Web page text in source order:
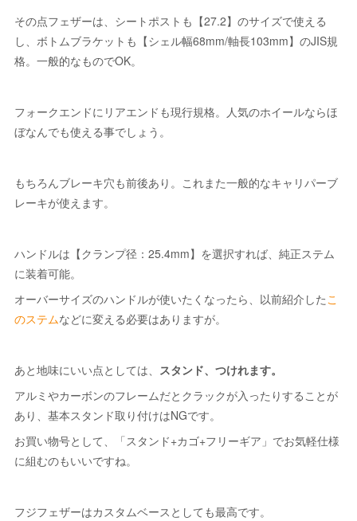
その点フェザーは、シートポストも【27.2】のサイズで使える
し、ボトムブラケットも【シェル幅68mm/軸長103mm】のJIS規
格。一般的なものでOK。
フォークエンドにリアエンドも現行規格。人気のホイールならほ
ぼなんでも使える事でしょう。
もちろんブレーキ穴も前後あり。これまた一般的なキャリパーブ
レーキが使えます。
ハンドルは【クランプ径：25.4mm】を選択すれば、純正ステム
に装着可能。
オーバーサイズのハンドルが使いたくなったら、以前紹介したこ
のステムなどに変える必要はありますが。
あと地味にいい点としては、 スタンド、つけれます。
アルミやカーボンのフレームだとクラックが入ったりすることが
あり、基本スタンド取り付けはNGです。
お買い物号として、「スタンド+カゴ+フリーギア」でお気軽仕様
に組むのもいいですね。
フジフェザーはカスタムベースとしても最高です。